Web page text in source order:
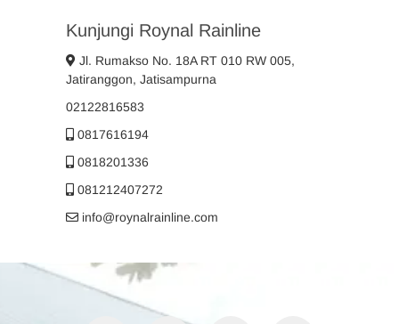
Kunjungi Roynal Rainline
Jl. Rumakso No. 18A RT 010 RW 005,
Jatiranggon, Jatisampurna
02122816583
0817616194
0818201336
081212407272
info@roynalrainline.com